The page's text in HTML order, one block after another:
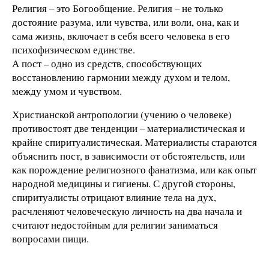
Религия – это Богообщение. Религия – не только
достояние разума, или чувства, или воли, она, как и
сама жизнь, включает в себя всего человека в его
психофизическом единстве.
А пост – одно из средств, способствующих
восстановлению гармонии между духом и телом,
между умом и чувством.
Христианской антропологии (учению о человеке)
противостоят две тенденции – материалистическая и
крайне спиритуалистическая. Материалисты стараются
объяснить пост, в зависимости от обстоятельств, или
как порождение религиозного фанатизма, или как опыт
народной медицины и гигиены. С другой стороны,
спиритуалисты отрицают влияние тела на дух,
расчленяют человеческую личность на два начала и
считают недостойным для религии заниматься
вопросами пищи.